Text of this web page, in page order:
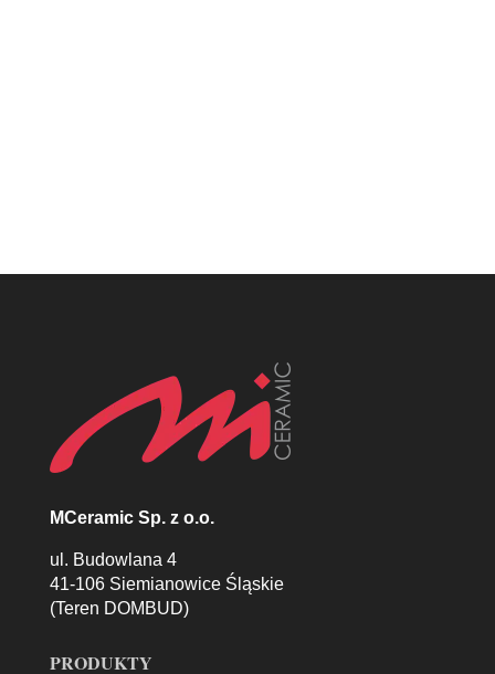
MCeramic Sp. z o.o.
ul. Budowlana 4
41-106 Siemianowice Śląskie
(Teren DOMBUD)
PRODUKTY